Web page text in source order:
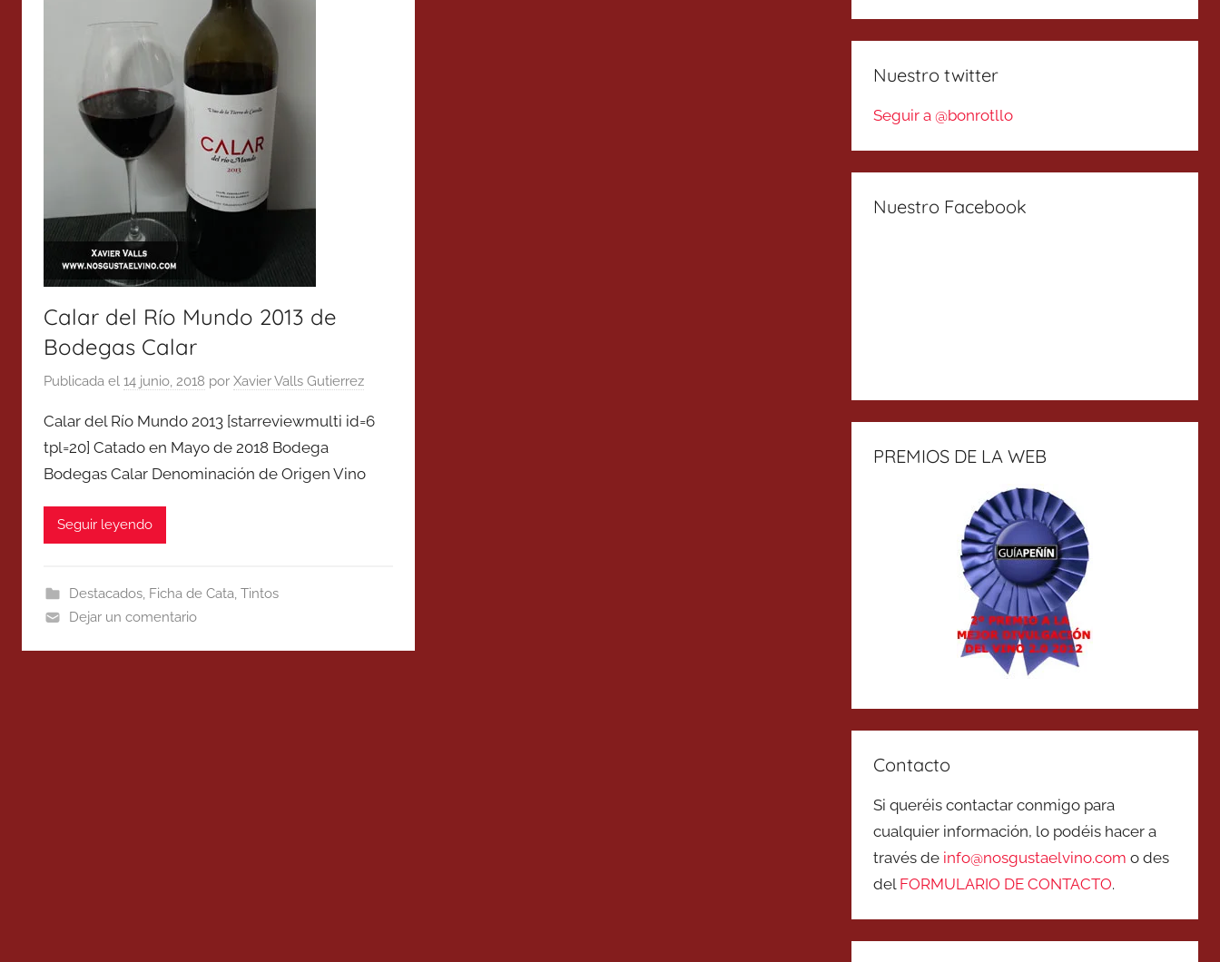
Calar del Río Mundo 2013 de
Bodegas Calar
Publicada el 14 junio, 2018 por Xavier Valls Gutierrez
Calar del Río Mundo 2013 [starreviewmulti id=6
tpl=20] Catado en Mayo de 2018 Bodega
Bodegas Calar Denominación de Origen Vino
Seguir leyendo
Destacados, Ficha de Cata, Tintos
Dejar un comentario
Nuestro twitter
Seguir a @bonrotllo
Nuestro Facebook
PREMIOS DE LA WEB
Contacto
Si queréis contactar conmigo para
cualquier información, lo podéis hacer a
través de info@nosgustaelvino.com o des
del FORMULARIO DE CONTACTO.